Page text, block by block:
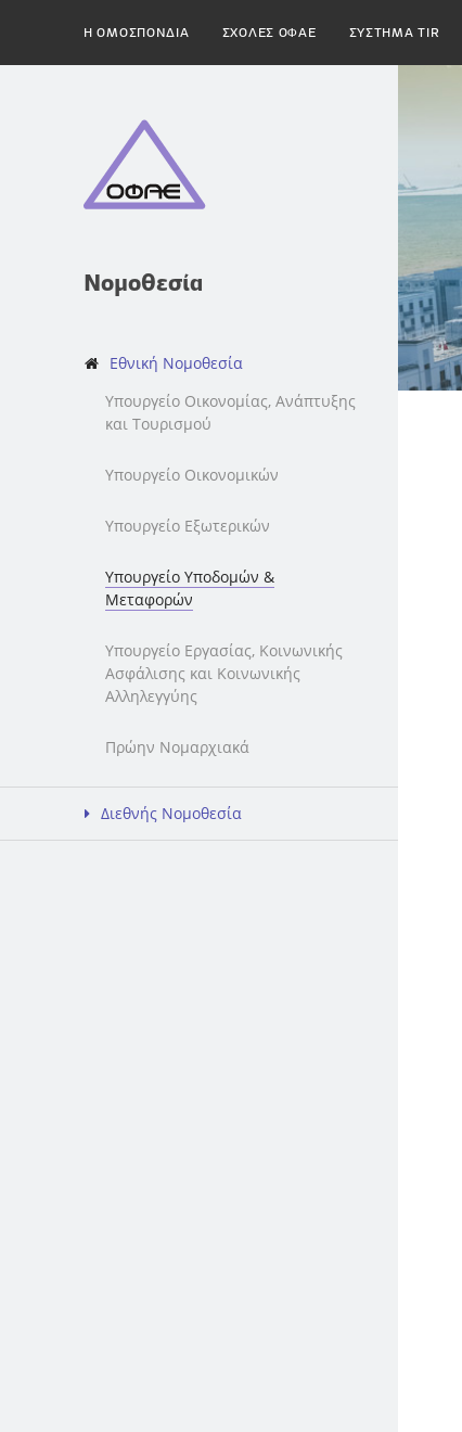
H ΟΜΟΣΠΟΝΔΙΑ ΣΧΟΛΕΣ ΟΦΑΕ ΣΥΣΤΗΜΑ TIR
Νομοθεσία
Εθνική Νομοθεσία
Υπουργείο Οικονομίας, Ανάπτυξης
και Τουρισμού
Υπουργείο Οικονομικών
Υπουργείο Εξωτερικών
Υπουργείο Υποδομών &
Μεταφορών
Υπουργείο Εργασίας, Κοινωνικής
Ασφάλισης και Κοινωνικής
Αλληλεγγύης
Πρώην Νομαρχιακά
Διεθνής Νομοθεσία